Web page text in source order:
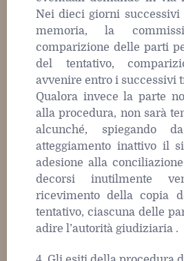
Nei dieci giorni successivi
memoria, la
comparizione delle parti
del tentativo,
avvenire entro i successivi
Qualora invece la parte
alla procedura, non sarà
alcunché, spiegando
atteggiamento inattivo il
adesione alla
decorsi inutilmente
ricevimento della copia
tentativo, ciascuna delle
adire l’autorità giudiziaria .